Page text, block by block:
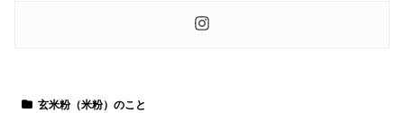
玄米粉（米粉）のこと